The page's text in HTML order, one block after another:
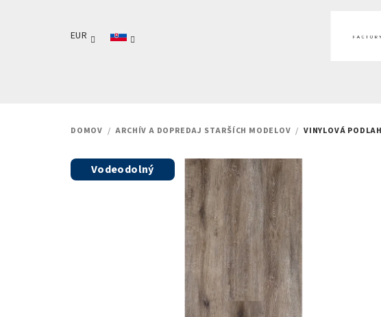
EUR
DOMOV / ARCHÍV A DOPREDAJ STARŠÍCH MODELOV / VINYLOVÁ
Vodeodolný